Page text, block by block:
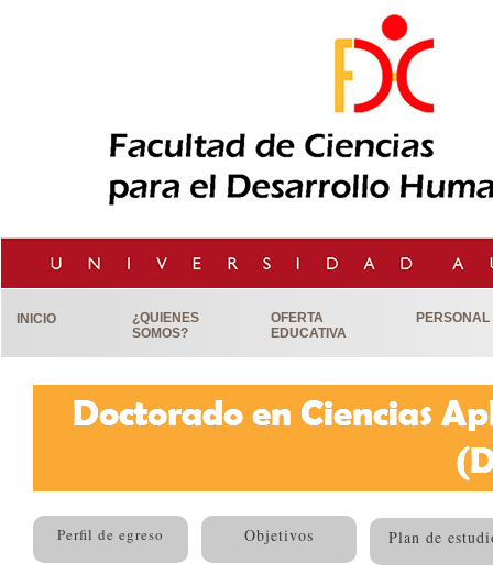
INICIO
¿QUIENES
SOMOS?
OFERTA
EDUCATIVA
PERSONAL
Perfil de egreso Objetivos Plan de